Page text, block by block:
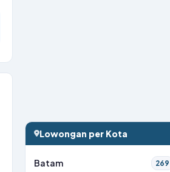
Lowongan per Kota
Batam 269